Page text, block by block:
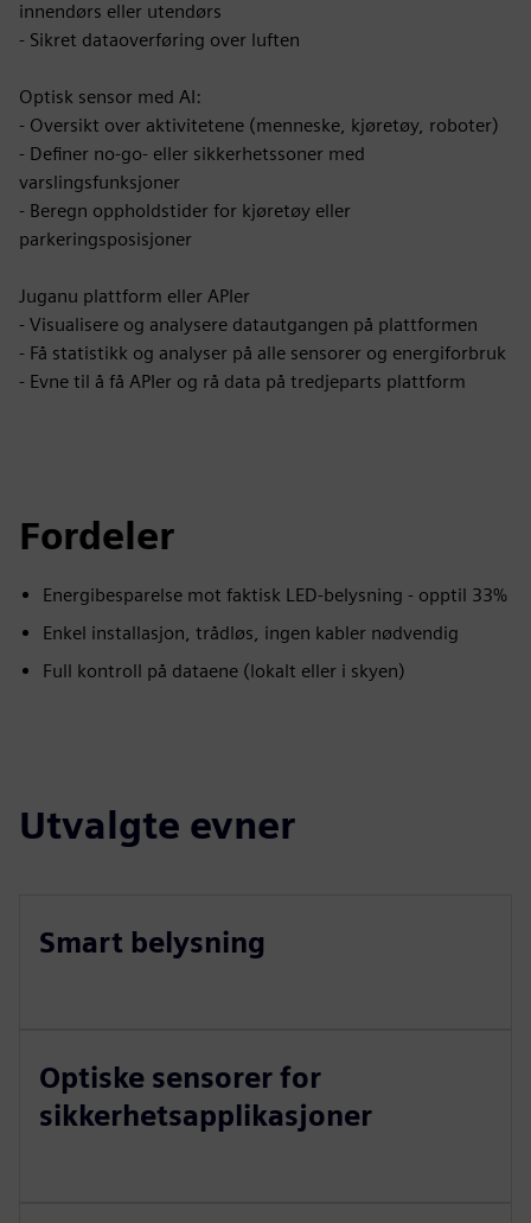
innendørs eller utendørs
- Sikret dataoverføring over luften
Optisk sensor med AI:
- Oversikt over aktivitetene (menneske, kjøretøy, roboter)
- Definer no-go- eller sikkerhetssoner med
varslingsfunksjoner
- Beregn oppholdstider for kjøretøy eller
parkeringsposisjoner
Juganu plattform eller APIer
- Visualisere og analysere datautgangen på plattformen
- Få statistikk og analyser på alle sensorer og energiforbruk
- Evne til å få APIer og rå data på tredjeparts plattform
Fordeler
Energibesparelse mot faktisk LED-belysning - opptil 33%
Enkel installasjon, trådløs, ingen kabler nødvendig
Full kontroll på dataene (lokalt eller i skyen)
Utvalgte evner
Smart belysning
Optiske sensorer for
sikkerhetsapplikasjoner